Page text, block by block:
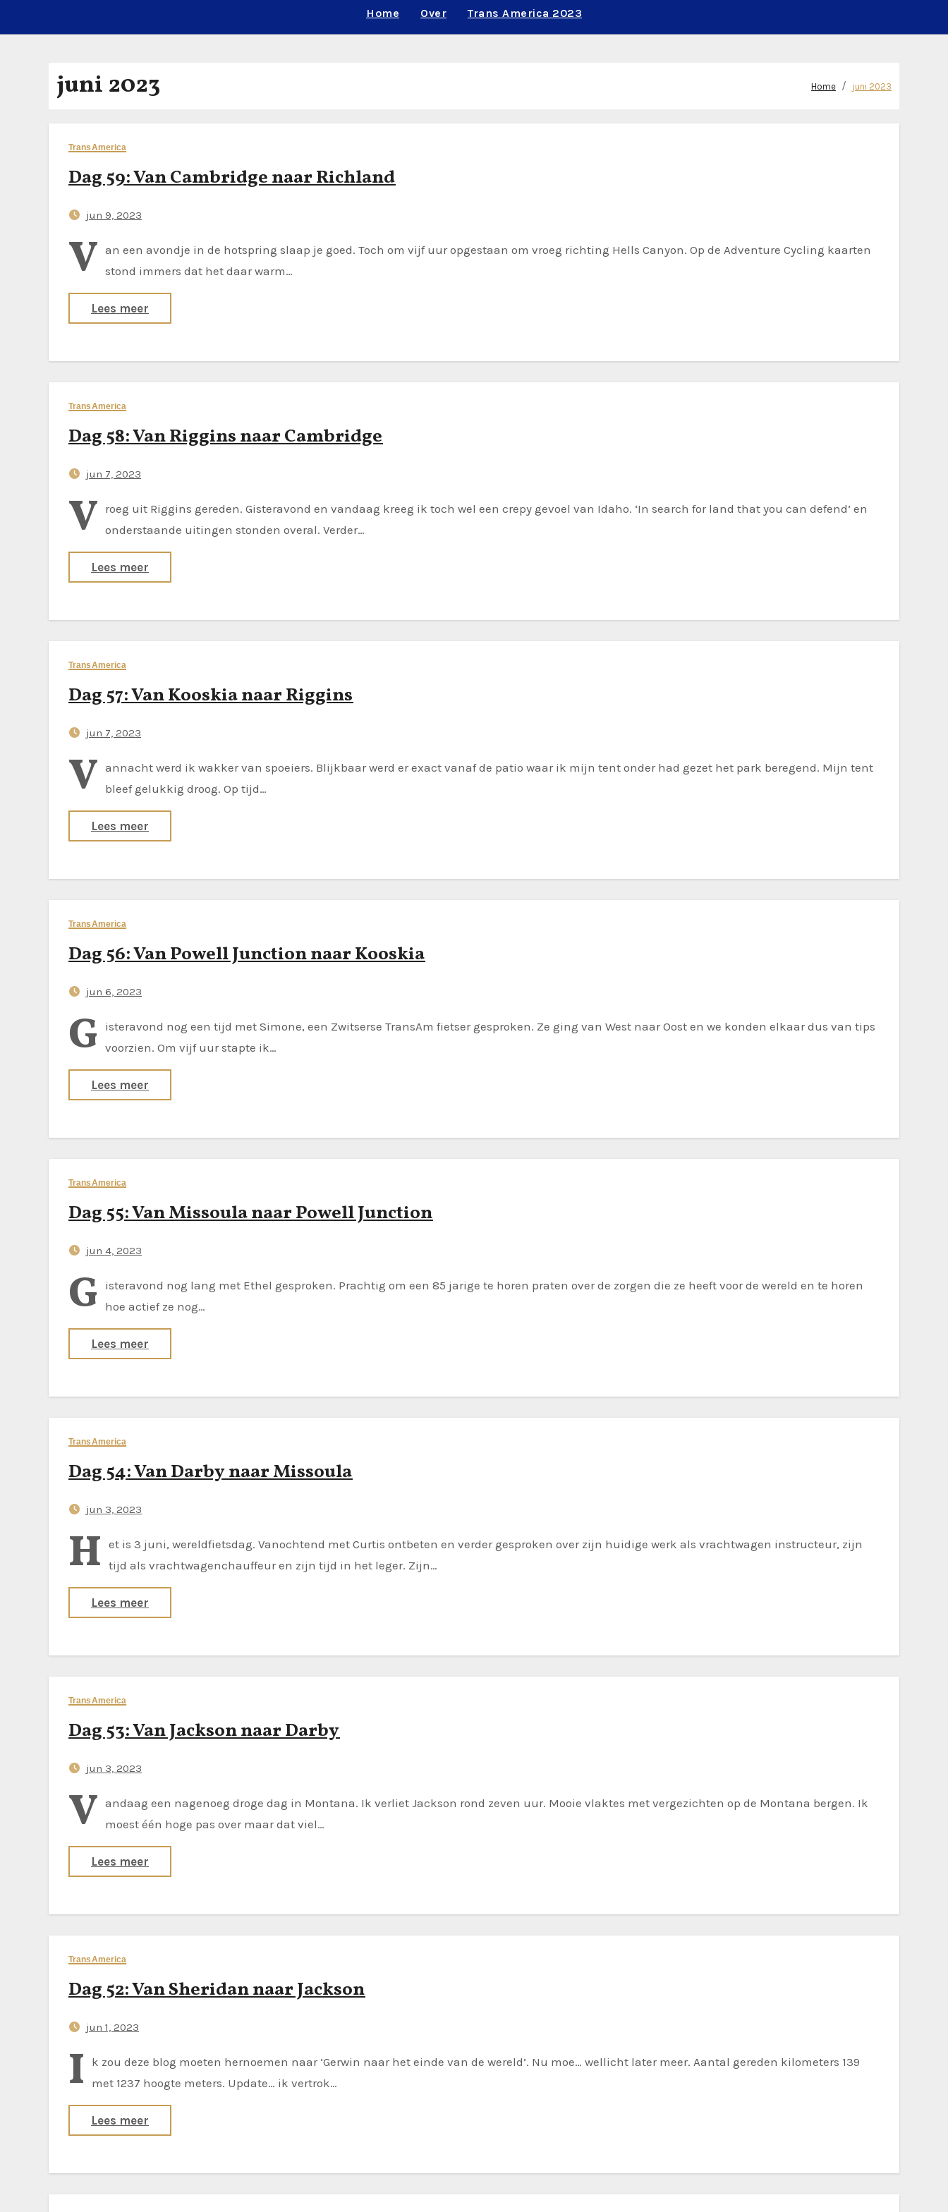
Home Over Trans America 2023
juni 2023 Home juni 2023
TransAmerica
Dag 59: Van Cambridge naar Richland
jun 9, 2023
V an een avondje in de hotspring slaap je goed. Toch om vijf uur opgestaan om vroeg richting Hells Canyon. Op de Adventure Cycling kaarten
stond immers dat het daar warm…
Lees meer
TransAmerica
Dag 58: Van Riggins naar Cambridge
jun 7, 2023
V roeg uit Riggins gereden. Gisteravond en vandaag kreeg ik toch wel een crepy gevoel van Idaho. ‘In search for land that you can defend’ en
onderstaande uitingen stonden overal. Verder…
Lees meer
TransAmerica
Dag 57: Van Kooskia naar Riggins
jun 7, 2023
V annacht werd ik wakker van spoeiers. Blijkbaar werd er exact vanaf de patio waar ik mijn tent onder had gezet het park beregend. Mijn tent
bleef gelukkig droog. Op tijd…
Lees meer
TransAmerica
Dag 56: Van Powell Junction naar Kooskia
jun 6, 2023
G
isteravond nog een tijd met Simone, een Zwitserse TransAm fietser gesproken. Ze ging van West naar Oost en we konden elkaar dus van tips
voorzien. Om vijf uur stapte ik…
Lees meer
TransAmerica
Dag 55: Van Missoula naar Powell Junction
jun 4, 2023
G
isteravond nog lang met Ethel gesproken. Prachtig om een 85 jarige te horen praten over de zorgen die ze heeft voor de wereld en te horen
hoe actief ze nog…
Lees meer
TransAmerica
Dag 54: Van Darby naar Missoula
jun 3, 2023
H et is 3 juni, wereldfietsdag. Vanochtend met Curtis ontbeten en verder gesproken over zijn huidige werk als vrachtwagen instructeur, zijn
tijd als vrachtwagenchauffeur en zijn tijd in het leger. Zijn…
Lees meer
TransAmerica
Dag 53: Van Jackson naar Darby
jun 3, 2023
V andaag een nagenoeg droge dag in Montana. Ik verliet Jackson rond zeven uur. Mooie vlaktes met vergezichten op de Montana bergen. Ik
moest één hoge pas over maar dat viel…
Lees meer
TransAmerica
Dag 52: Van Sheridan naar Jackson
jun 1, 2023
I
k zou deze blog moeten hernoemen naar ‘Gerwin naar het einde van de wereld’. Nu moe… wellicht later meer. Aantal gereden kilometers 139
met 1237 hoogte meters. Update… ik vertrok…
Lees meer